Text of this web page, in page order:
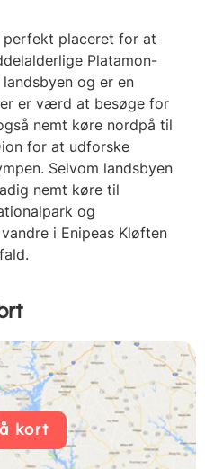
perfekt placeret for at
Platamon-
og er en
er værd at besøge for
nemt køre nordpå til
for at udforske
Selvom landsbyen
nemt køre til
og
i Enipeas Kløften
kort